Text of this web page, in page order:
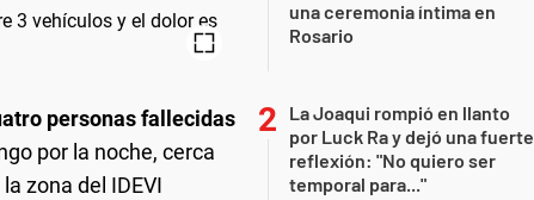
personas fallecidas
por la noche, cerca
zona del IDEVI
una ceremonia íntima en
Rosario
La Joaqui rompió en llanto
por Luck Ra y dejó una fuerte
reflexión: "No quiero ser
temporal para..."